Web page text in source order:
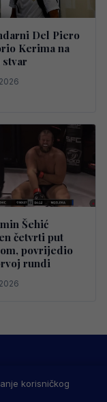
Del Piero
Kerima na
Šehić
četvrti put
povrijedio
rundi
KORIŠTENJA
korisničkog